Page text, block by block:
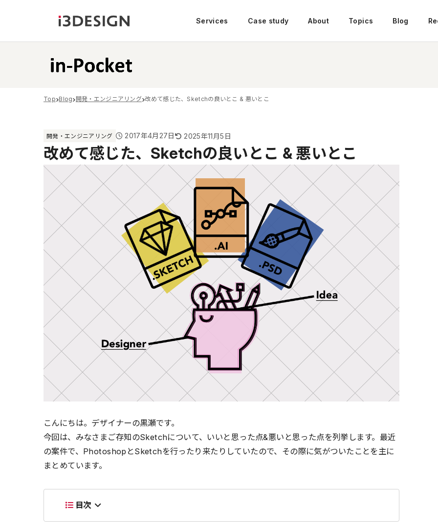
Services Case study About Topics Blog
Top Blog 開発・エンジニアリング 改めて感じた、Sketchの良いとこ & 悪いとこ
開発・エンジニアリング 2017年4月27日 2025年11月5日
改めて感じた、Sketchの良いとこ & 悪いとこ
こんにちは。デザイナーの黒瀬です。
今回は、みなさまご存知のSketchについて、いいと思った点&悪いと思った点を列挙します。最近
の案件で、PhotoshopとSketchを行ったり来たりしていたので、その際に気がついたことを主に
まとめています。
目次